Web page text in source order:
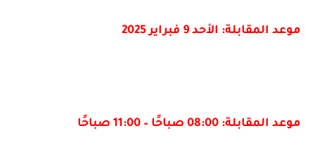
موعد المقابلة: الأحد 9 فبراير 2025
موعد المقابلة: 08:00 صباحًا – 11:00 صباحًا